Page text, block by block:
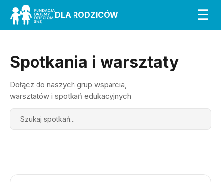
DLA RODZICÓW ☰
Spotkania i warsztaty
Dołącz do naszych grup wsparcia,
warsztatów i spotkań edukacyjnych
Search